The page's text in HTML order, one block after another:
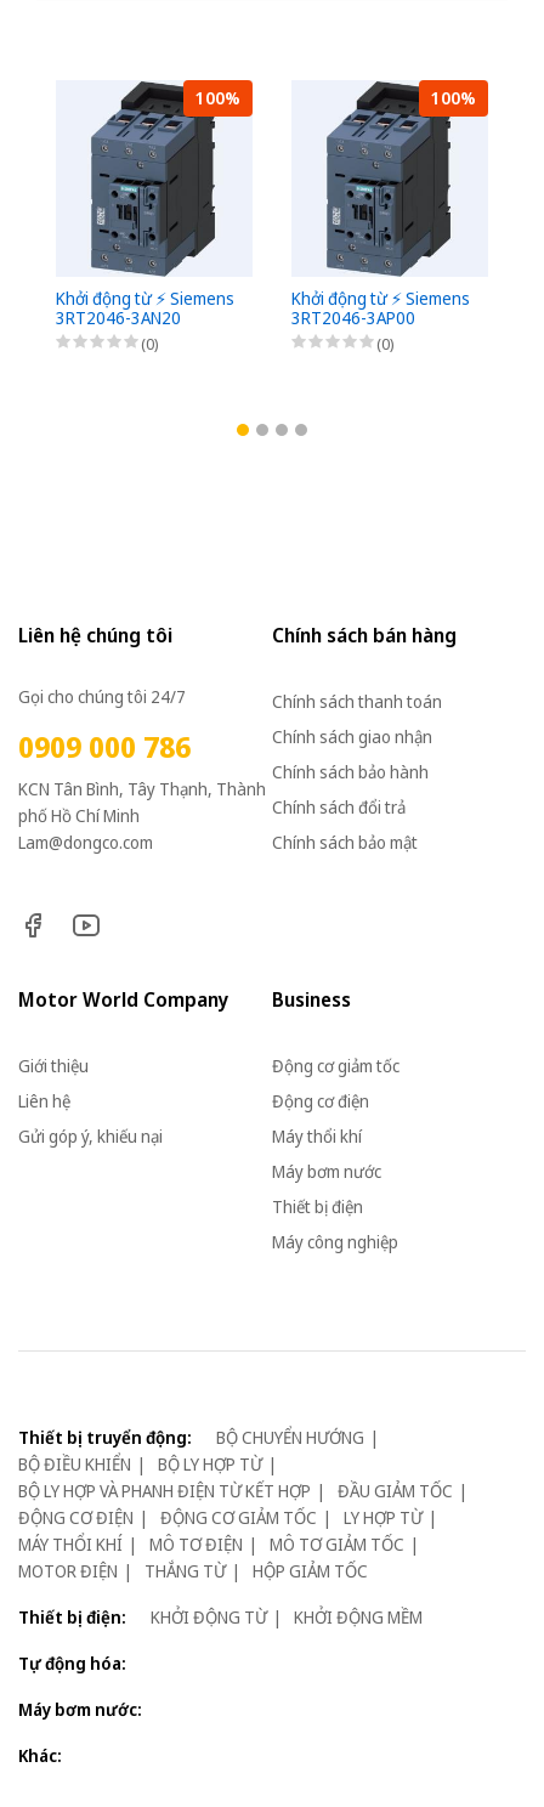
100%
Khởi động từ ⚡️ Siemens
3RT2046-3AN20
(0)
100%
Khởi động từ ⚡️ Siemens
3RT2046-3AP00
(0)
Liên hệ chúng tôi
Gọi cho chúng tôi 24/7
0909 000 786
KCN Tân Bình, Tây Thạnh, Thành
phố Hồ Chí Minh
Lam@dongco.com
Chính sách bán hàng
Chính sách thanh toán
Chính sách giao nhận
Chính sách bảo hành
Chính sách đổi trả
Chính sách bảo mật
Motor World Company
Giới thiệu
Liên hệ
Gửi góp ý, khiếu nại
Business
Động cơ giảm tốc
Động cơ điện
Máy thổi khí
Máy bơm nước
Thiết bị điện
Máy công nghiệp
Thiết bị truyển động:
BỘ CHUYỂN HƯỚNG
BỘ ĐIỀU KHIỂN
BỘ LY HỢP TỪ
BỘ LY HỢP VÀ PHANH ĐIỆN TỪ KẾT HỢP
ĐẦU GIẢM TỐC
ĐỘNG CƠ ĐIỆN
ĐỘNG CƠ GIẢM TỐC
LY HỢP TỪ
MÁY THỔI KHÍ
MÔ TƠ ĐIỆN
MÔ TƠ GIẢM TỐC
MOTOR ĐIỆN
THẮNG TỪ
HỘP GIẢM TỐC
Thiết bị điện:
KHỞI ĐỘNG TỪ
KHỞI ĐỘNG MỀM
Tự động hóa:
Máy bơm nước:
Khác: